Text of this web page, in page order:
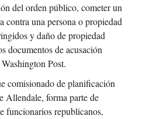
del orden público, cometer un
contra una persona o propiedad
y daño de propiedad
documentos de acusación
Post.
comisionado de planificación
Allendale, forma parte de
funcionarios republicanos,